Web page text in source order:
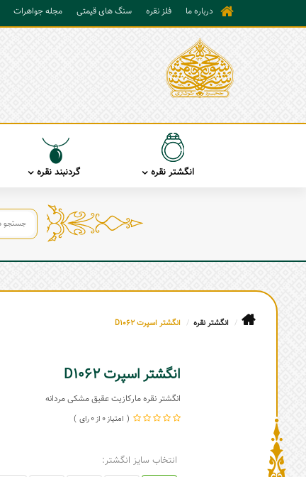
درباره ما فلز نقره سنگ های قیمتی مجله جواهرات
انگشتر نقره گردنبند نقره
انگشتر نقره انگشتر اسپرت D1062
انگشتر اسپرت D1062
انگشتر نقره مارکازیت عقیق مشکی مردانه
0
0
انتخاب سایز انگشتر: